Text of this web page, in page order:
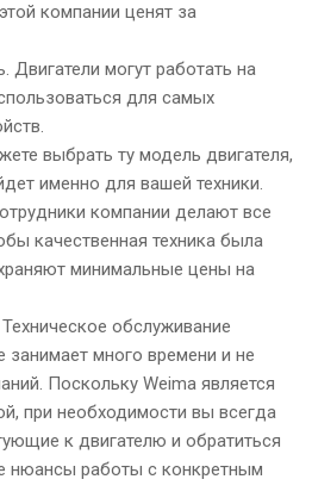
компании ценят за
Двигатели могут работать на
для самых
выбрать ту модель двигателя,
именно для вашей техники.
компании делают все
качественная техника была
минимальные цены на
обслуживание
занимает много времени и не
Поскольку Weima является
при необходимости вы всегда
к двигателю и обратиться
нюансы работы с конкретным